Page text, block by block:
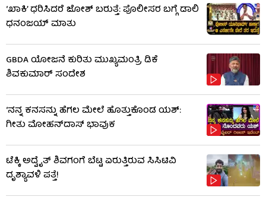
‘ಖಾಕಿ’ ಧರಿಸಿದರೆ ಜೋಶ್ ಬರುತ್ತೆ: ಪೊಲೀಸರ ಬಗ್ಗೆ ಡಾಲಿ
ಧನಂಜಯ್ ಮಾತು
GBDA ಯೋಜನೆ ಕುರಿತು ಮುಖ್ಯಮಂತ್ರಿ ಡಿಕೆ
ಶಿವಕುಮಾರ್ ಸಂದೇಶ
‘ನನ್ನ ಕನಸನ್ನು ಹೆಗಲ ಮೇಲೆ ಹೊತ್ತುಕೊಂಡ ಯಶ್:
ಗೀತು ಮೋಹನ್​​ದಾಸ್ ಭಾವುಕ
ಟೆಕ್ಕಿ ಅದ್ವೈತ್ ಶಿವಗಂಗೆ ಬೆಟ್ಟ ಏರುತ್ತಿರುವ ಸಿಸಿಟಿವಿ
ದೃಶ್ಯಾವಳಿ ಪತ್ತೆ!